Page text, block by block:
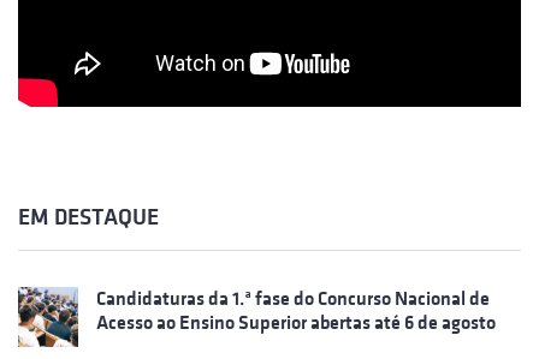
EM DESTAQUE
Candidaturas da 1.ª fase do Concurso Nacional de
Acesso ao Ensino Superior abertas até 6 de agosto